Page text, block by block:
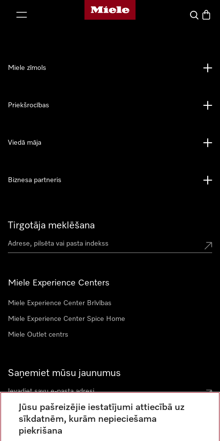
Miele mājas lapa
Tirgotāja meklēšana
Miele Experience Centers
Miele Experience Center Brīvības
Miele Experience Center Spice Home
Miele Outlet centrs
Saņemiet mūsu jaunumus
Miele zīmols
Priekšrocības
Viedā māja
Biznesa partneris
Jūsu pašreizējie iestatījumi attiecībā uz
sīkdatnēm, kurām nepieciešama
piekrišana